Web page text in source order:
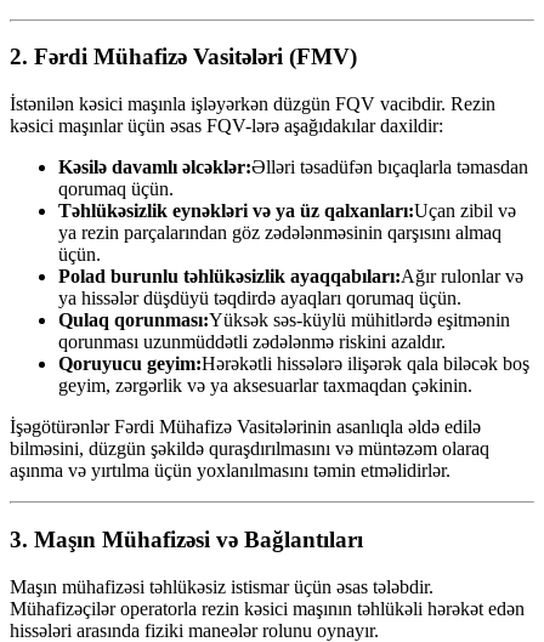
2. Fərdi Mühafizə Vasitələri (FMV)
İstənilən kəsici maşınla işləyərkən düzgün FQV vacibdir. Rezin
kəsici maşınlar üçün əsas FQV-lərə aşağıdakılar daxildir:
Kəsilə davamlı əlcəklər:Əlləri təsadüfən bıçaqlarla təmasdan
qorumaq üçün.
Təhlükəsizlik eynəkləri və ya üz qalxanları:Uçan zibil və
ya rezin parçalarından göz zədələnməsinin qarşısını almaq
üçün.
Polad burunlu təhlükəsizlik ayaqqabıları:Ağır rulonlar və
ya hissələr düşdüyü təqdirdə ayaqları qorumaq üçün.
Qulaq qorunması:Yüksək səs-küylü mühitlərdə eşitmənin
qorunması uzunmüddətli zədələnmə riskini azaldır.
Qoruyucu geyim:Hərəkətli hissələrə ilişərək qala biləcək boş
geyim, zərgərlik və ya aksesuarlar taxmaqdan çəkinin.
İşəgötürənlər Fərdi Mühafizə Vasitələrinin asanlıqla əldə edilə
bilməsini, düzgün şəkildə quraşdırılmasını və müntəzəm olaraq
aşınma və yırtılma üçün yoxlanılmasını təmin etməlidirlər.
3. Maşın Mühafizəsi və Bağlantıları
Maşın mühafizəsi təhlükəsiz istismar üçün əsas tələbdir.
Mühafizəçilər operatorla rezin kəsici maşının təhlükəli hərəkət edən
hissələri arasında fiziki maneələr rolunu oynayır.